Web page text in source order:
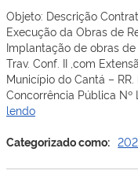
Objeto: Descrição
Execução da Obras de
Implantação de obras
Trav. Conf. II ,com
Município do Cantá –
Concorrência Pública Nº
lendoConcorrência
–
2025
Categorizado como: